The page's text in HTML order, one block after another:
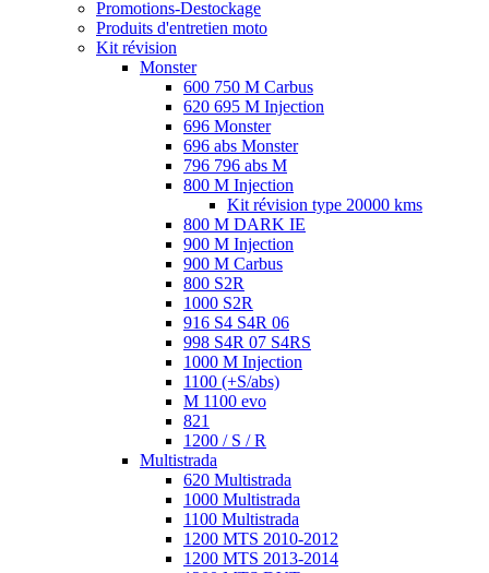
Promotions-Destockage
Produits d'entretien moto
Kit révision
Monster
600 750 M Carbus
620 695 M Injection
696 Monster
696 abs Monster
796 796 abs M
800 M Injection
Kit révision type 20000 kms
800 M DARK IE
900 M Injection
900 M Carbus
800 S2R
1000 S2R
916 S4 S4R 06
998 S4R 07 S4RS
1000 M Injection
1100 (+S/abs)
M 1100 evo
821
1200 / S / R
Multistrada
620 Multistrada
1000 Multistrada
1100 Multistrada
1200 MTS 2010-2012
1200 MTS 2013-2014